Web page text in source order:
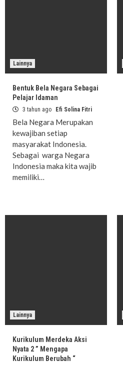
Lainnya
Bentuk Bela Negara Sebagai
Pelajar Idaman
3 tahun ago Efi Solina Fitri
Bela Negara Merupakan
kewajiban setiap
masyarakat Indonesia.
Sebagai warga Negara
Indonesia maka kita wajib
memiliki…
Lainnya
Kurikulum Merdeka Aksi
Nyata 2 ” Mengapa
Kurikulum Berubah “